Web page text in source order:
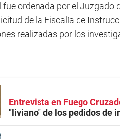
fue ordenada por el Juzgado
de la Fiscalía de
realizadas por los
Entrevista en Fuego
"liviano" de los pedidos de